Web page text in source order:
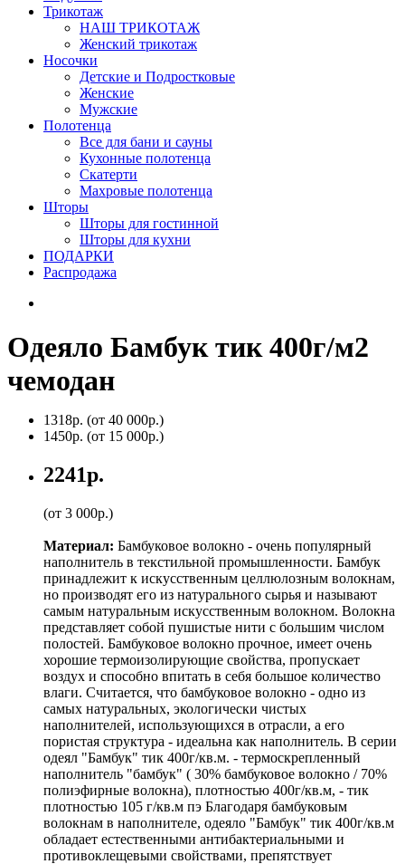
Трикотаж
НАШ ТРИКОТАЖ
Женский трикотаж
Носочки
Детские и Подростковые
Женские
Мужские
Полотенца
Все для бани и сауны
Кухонные полотенца
Скатерти
Махровые полотенца
Шторы
Шторы для гостинной
Шторы для кухни
ПОДАРКИ
Распродажа
Одеяло Бамбук тик 400г/м2
чемодан
1318р. (от 40 000р.)
1450р. (от 15 000р.)
2241р.
(от 3 000р.)
Материал: Бамбуковое волокно - очень популярный
наполнитель в текстильной промышленности. Бамбук
принадлежит к искусственным целлюлозным волокнам,
но производят его из натурального сырья и называют
самым натуральным искусственным волокном. Волокна
представляет собой пушистые нити с большим числом
полостей. Бамбуковое волокно прочное, имеет очень
хорошие термоизолирующие свойства, пропускает
воздух и способно впитать в себя большое количество
влаги. Считается, что бамбуковое волокно - одно из
самых натуральных, экологически чистых
наполнителей, использующихся в отрасли, а его
пористая структура - идеальна как наполнитель. В серии
одеял "Бамбук" тик 400г/кв.м. - термоскрепленный
наполнитель "бамбук" ( 30% бамбуковое волокно / 70%
полиэфирные волокна), плотностью 400г/кв.м, - тик
плотностью 105 г/кв.м пэ Благодаря бамбуковым
волокнам в наполнителе, одеяло "Бамбук" тик 400г/кв.м
обладает естественными антибактериальными и
противоклещевыми свойствами, препятствует